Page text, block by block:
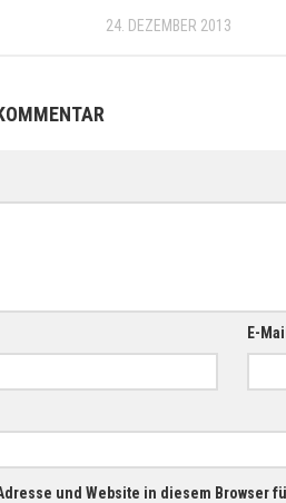
24. DEZEMBER 2013
E-
und Website in diesem Browser